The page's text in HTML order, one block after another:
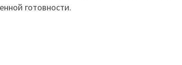
готовности.